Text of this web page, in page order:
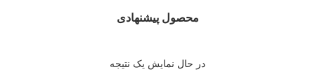
محصول پیشنهادی
در حال نمایش یک نتیجه